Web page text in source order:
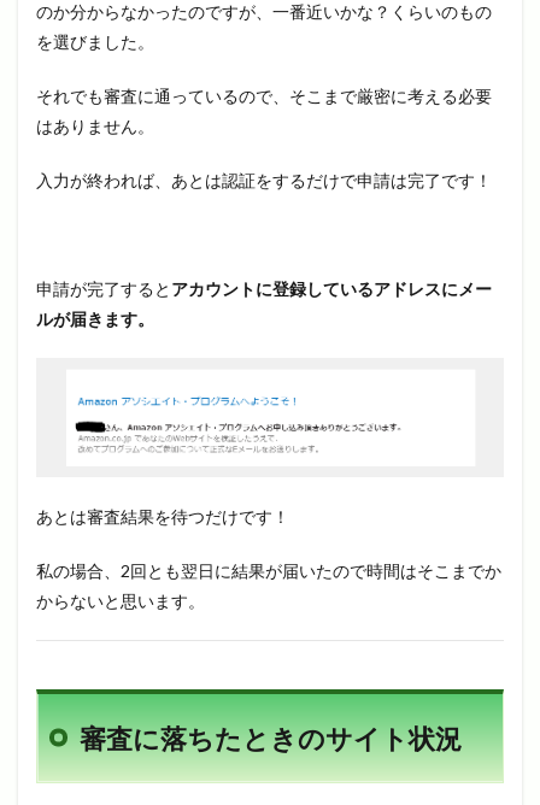
のか分からなかったのですが、一番近いかな？くらいのもの
を選びました。
それでも審査に通っているので、そこまで厳密に考える必要
はありません。
入力が終われば、あとは認証をするだけで申請は完了です！
申請が完了すると アカウントに登録しているアドレスにメー
ルが届きます。
あとは審査結果を待つだけです！
私の場合、2回とも翌日に結果が届いたので時間はそこまでか
からないと思います。
審査に落ちたときのサイト状況